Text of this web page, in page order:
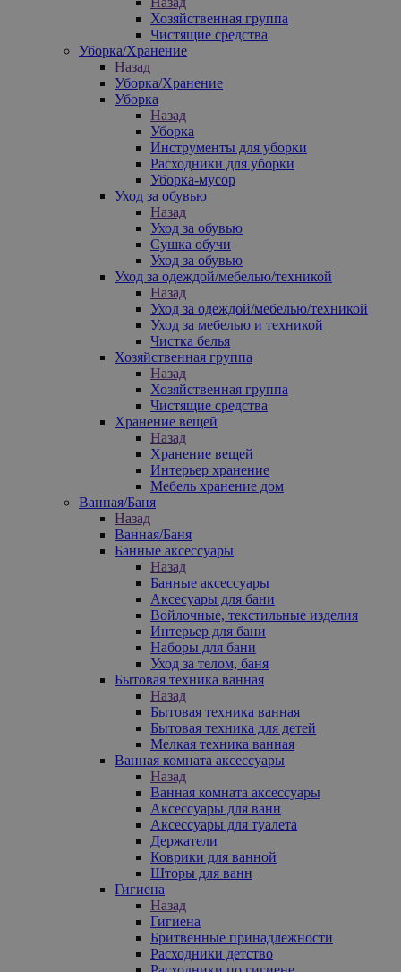
Хозяйственная группа
Чистящие средства
Уборка/Хранение
Назад
Уборка/Хранение
Уборка
Назад
Уборка
Инструменты для уборки
Расходники для уборки
Уборка-мусор
Уход за обувью
Назад
Уход за обувью
Сушка обучи
Уход за обувью
Уход за одеждой/мебелью/техникой
Назад
Уход за одеждой/мебелью/техникой
Уход за мебелью и техникой
Чистка белья
Хозяйственная группа
Назад
Хозяйственная группа
Чистящие средства
Хранение вещей
Назад
Хранение вещей
Интерьер хранение
Мебель хранение дом
Ванная/Баня
Назад
Ванная/Баня
Банные аксессуары
Назад
Банные аксессуары
Аксесуары для бани
Войлочные, текстильные изделия
Интерьер для бани
Наборы для бани
Уход за телом, баня
Бытовая техника ванная
Назад
Бытовая техника ванная
Бытовая техника для детей
Мелкая техника ванная
Ванная комната аксессуары
Назад
Ванная комната аксессуары
Аксессуары для ванн
Аксессуары для туалета
Держатели
Коврики для ванной
Шторы для ванн
Гигиена
Назад
Гигиена
Бритвенные принадлежности
Расходники детство